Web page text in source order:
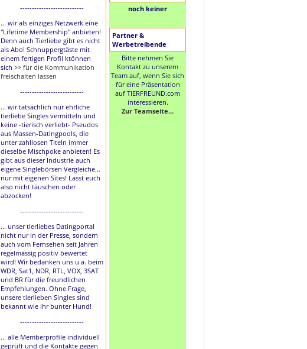
---------------------------
... wir als einziges Netzwerk eine
"Lifetime Membership" anbieten!
Denn auch Tierliebe gibt es nicht
als Abo! Schnuppergtäste mit
einem fertigen Profil ktönnen
sich >> für die Kommunikation
freischalten lassen
---------------------------
... wir tatsächlich nur ehrliche
tierliebe Singles vermitteln und
keine -tierisch verliebt- Pseudos
aus Massen-Datingpools, die
unter zahllosen Titeln immer
dieselbe Mischpoke anbieten! Es
gibt aus dieser Industrie auch
eigene Singlebörsen Vergleiche...
nur mit eigenen Sites! Lasst euch
also nicht täuschen oder
abzocken!
---------------------------
... unser tierliebes Datingportal
nicht nur in der Presse, sondern
auch vom Fernsehen seit Jahren
regelmässig positiv bewertet
wird! Wir bedanken uns u.a. beim
WDR, Sat1, NDR, RTL, VOX, 3SAT
und BR für die freundlichen
Empfehlungen. Ohne Frage,
unsere tierlieben Singles sind
bekannt wie ihr bunter Hund!
---------------------------
... alle Memberprofile individuell
geprüft und die Kontakte gegen
noch keiner
Partner &
Werbetreibende
Bitte nehmen Sie
Kontakt zu unserem
Team auf, wenn Sie sich
für eine Präsentation
auf TIERFREUND.com
interessieren.
Zur Teamseite...